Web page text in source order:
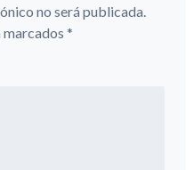
no será publicada.
marcados *